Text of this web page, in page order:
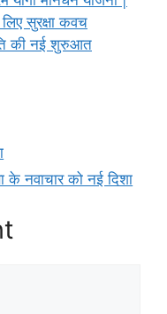
सुरक्षा कवच
की नई शुरुआत
के नवाचार को नई दिशा